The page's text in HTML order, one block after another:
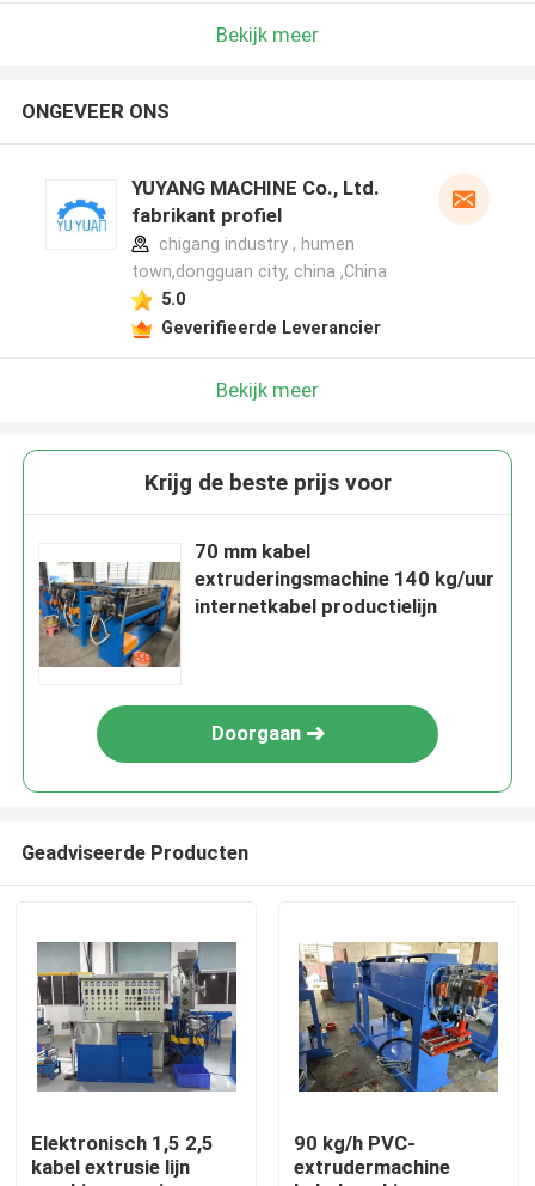
Bekijk meer
ONGEVEER ONS
YUYANG MACHINE Co., Ltd.
fabrikant profiel
chigang industry , humen
town,dongguan city, china ,China
5.0
Geverifieerde Leverancier
Bekijk meer
Krijg de beste prijs voor
70 mm kabel
extruderingsmachine 140 kg/uur
internetkabel productielijn
Doorgaan
Geadviseerde Producten
Elektronisch 1,5 2,5
kabel extrusie lijn
90 kg/h PVC-
extrudermachine